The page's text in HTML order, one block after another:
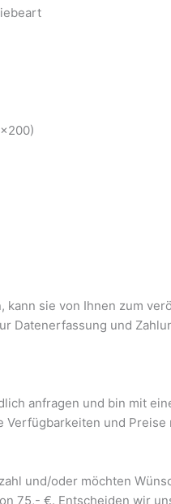
kann sie von Ihnen zum
Datenerfassung und
anfragen und bin mit
und
und/oder möchten
75,- €. Entscheiden wir